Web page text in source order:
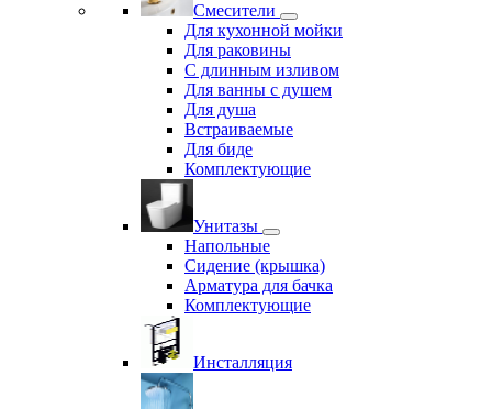
Смесители
Для кухонной мойки
Для раковины
С длинным изливом
Для ванны с душем
Для душа
Встраиваемые
Для биде
Комплектующие
Унитазы
Напольные
Сидение (крышка)
Арматура для бачка
Комплектующие
Инсталляция